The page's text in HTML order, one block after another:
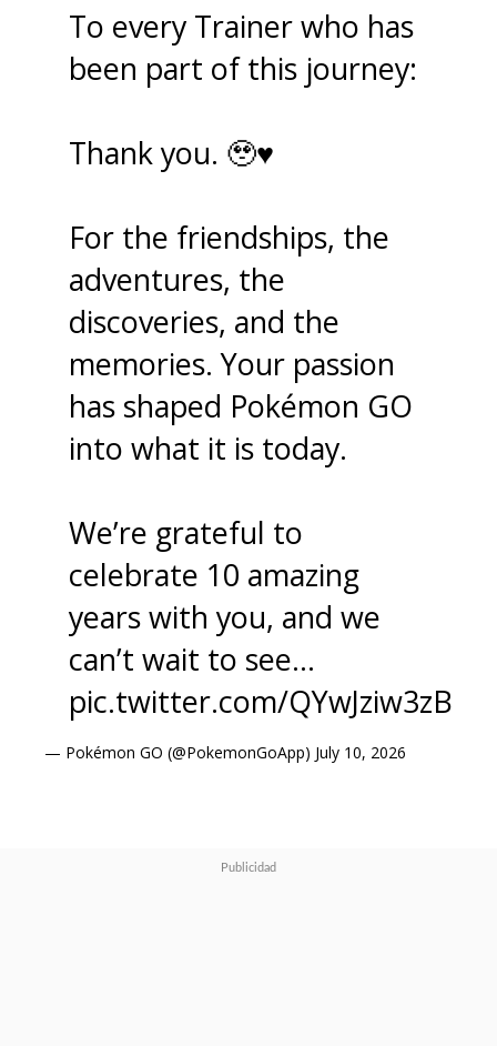
To every Trainer who has
been part of this journey:
Thank you. 🥹♥️
For the friendships, the
adventures, the
discoveries, and the
memories. Your passion
has shaped Pokémon GO
into what it is today.
We’re grateful to
celebrate 10 amazing
years with you, and we
can’t wait to see…
pic.twitter.com/QYwJziw3zB
— Pokémon GO (@PokemonGoApp) July 10, 2026